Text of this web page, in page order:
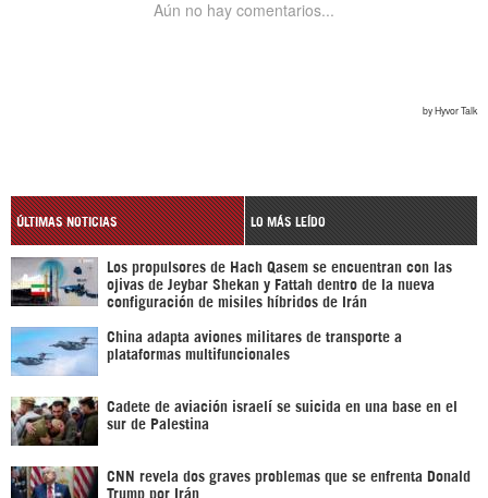
ÚLTIMAS NOTICIAS LO MÁS LEÍDO
Los propulsores de Hach Qasem se encuentran con las
ojivas de Jeybar Shekan y Fattah dentro de la nueva
configuración de misiles híbridos de Irán
China adapta aviones militares de transporte a
plataformas multifuncionales
Cadete de aviación israelí se suicida en una base en el
sur de Palestina
CNN revela dos graves problemas que se enfrenta Donald
Trump por Irán